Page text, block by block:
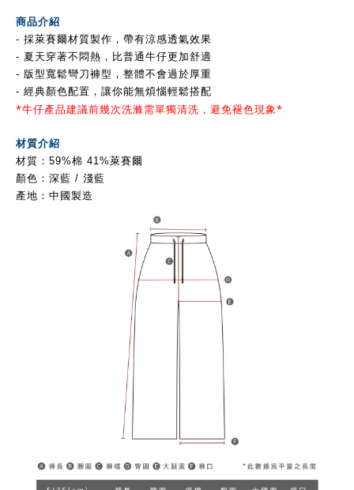
商品介紹
- 採萊賽爾材質製作，帶有涼感透氣效果
- 夏天穿著不悶熱，比普通牛仔更加舒適
- 版型寬鬆彎刀褲型， 整體不會過於厚重
- 經典顏色配置，讓你能無煩惱輕鬆搭配
*牛仔產品建議前幾次洗滌需單獨清洗，避免褪色現象*
材質介紹
材質：59%棉 41%萊賽爾
顏色：深藍 / 淺藍
產地：中國製造